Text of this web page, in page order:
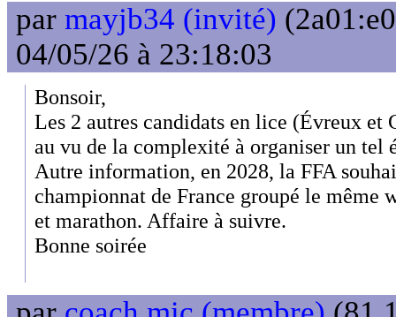
par mayjb34 (invité)
04/05/26 à 23:18:03
Bonsoir,
Les 2 autres candidats en lice (Évreux et
au vu de la complexité à organiser un tel
Autre information, en 2028, la FFA
championnat de France groupé le même
et marathon. Affaire à suivre.
Bonne soirée